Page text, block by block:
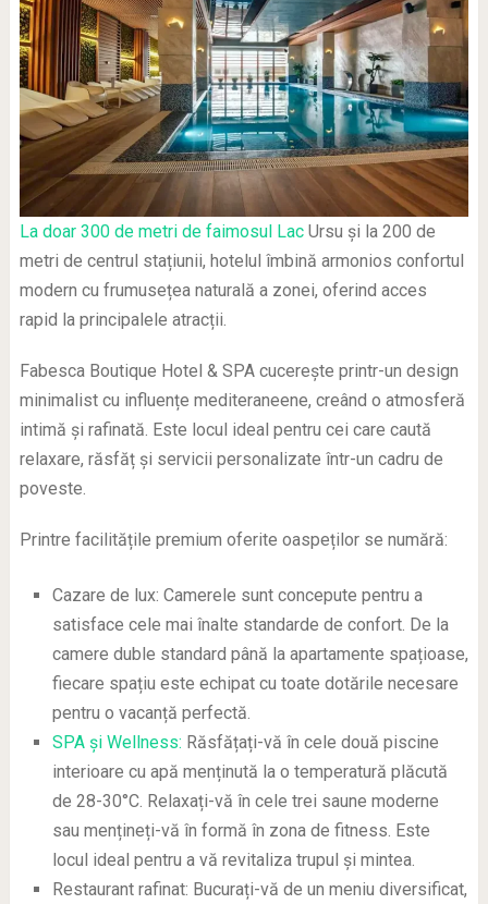
La doar 300 de metri de faimosul Lac Ursu și la 200 de
metri de centrul stațiunii, hotelul îmbină armonios confortul
modern cu frumusețea naturală a zonei, oferind acces
rapid la principalele atracții.
Fabesca Boutique Hotel & SPA cucerește printr-un design
minimalist cu influențe mediteraneene, creând o atmosferă
intimă și rafinată. Este locul ideal pentru cei care caută
relaxare, răsfăț și servicii personalizate într-un cadru de
poveste.
Printre facilitățile premium oferite oaspeților se numără:
Cazare de lux: Camerele sunt concepute pentru a
satisface cele mai înalte standarde de confort. De la
camere duble standard până la apartamente spațioase,
fiecare spațiu este echipat cu toate dotările necesare
pentru o vacanță perfectă.
SPA și Wellness: Răsfățați-vă în cele două piscine
interioare cu apă menținută la o temperatură plăcută
de 28-30°C. Relaxați-vă în cele trei saune moderne
sau mențineți-vă în formă în zona de fitness. Este
locul ideal pentru a vă revitaliza trupul și mintea.
Restaurant rafinat: Bucurați-vă de un meniu diversificat,